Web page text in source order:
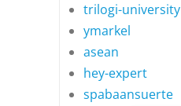
trilogi-university
ymarkel
asean
hey-expert
spabaansuerte